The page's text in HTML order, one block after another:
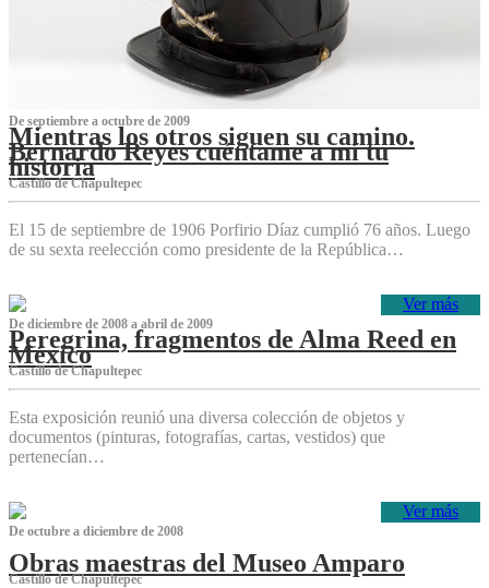
De septiembre a octubre de 2009
Mientras los otros siguen su camino.
Bernardo Reyes cuéntame a mí tu
historia
Castillo de Chapultepec
El 15 de septiembre de 1906 Porfirio Díaz cumplió 76 años. Luego
de su sexta reelección como presidente de la República…
Ver más
De diciembre de 2008 a abril de 2009
Peregrina, fragmentos de Alma Reed en
México
Castillo de Chapultepec
Esta exposición reunió una diversa colección de objetos y
documentos (pinturas, fotografías, cartas, vestidos) que
pertenecían…
Ver más
De octubre a diciembre de 2008
Obras maestras del Museo Amparo
Castillo de Chapultepec